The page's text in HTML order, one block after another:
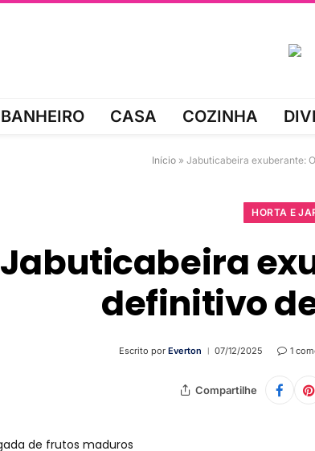
BANHEIRO CASA COZINHA
Início» Jabuticabeira exuberante:
HORTA E
Jabuticabeira
definitivo
Escrito por Everton 07/12/2025 1
Compartilhe